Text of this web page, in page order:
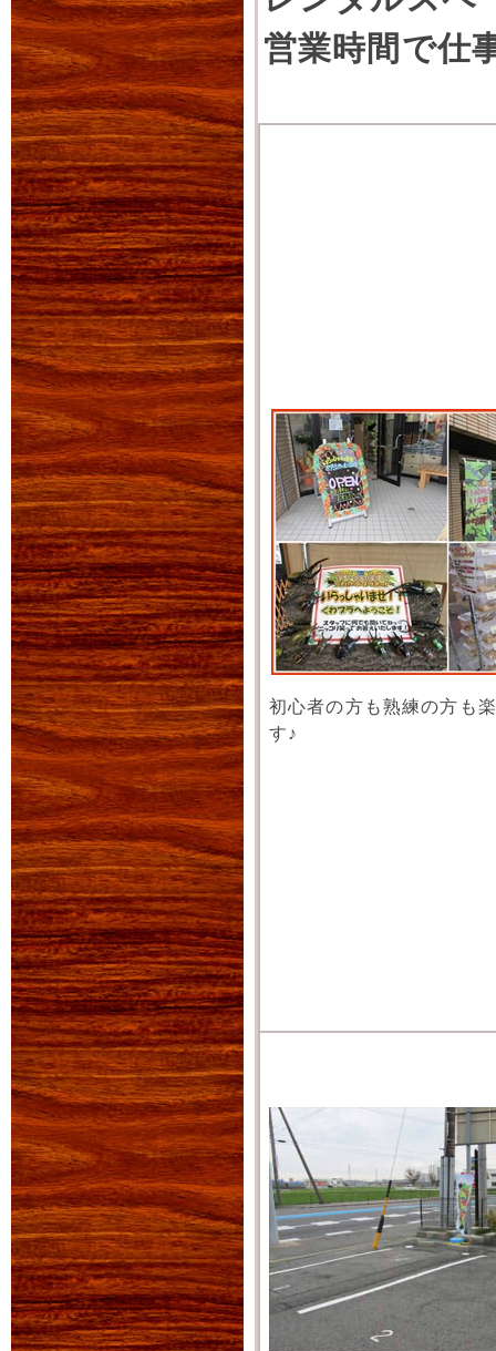
営業時間で仕
初心者の方も熟練の方も
す♪